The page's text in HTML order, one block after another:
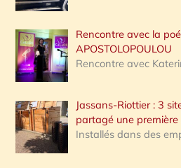
Rencontre avec la
APOSTOLOPOULOU
Rencontre avec
Jassans-Riottier : 3
partagé une première
Installés dans des